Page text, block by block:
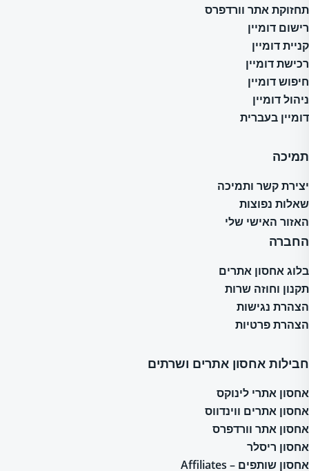
תחזוקת אתר וורדפרס
רישום דומיין
קניית דומיין
רכישת דומיין
חיפוש דומיין
ניהול דומיין
דומיין בעברית
תמיכה
יצירת קשר ותמיכה
שאלות נפוצות
האזור האישי שלי
החברה
בלוג אחסון אתרים
תקנון וחוזה שרות
הצהרת נגישות
הצהרת פרטיות
חבילות אחסון אתרים ושרתים
אחסון אתרי לינוקס
אחסון אתרים ווינדווס
אחסון אתר וורדפרס
אחסון ריסלר
אחסון שותפים – Affiliates